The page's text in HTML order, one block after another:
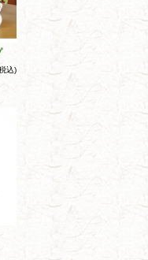
込)